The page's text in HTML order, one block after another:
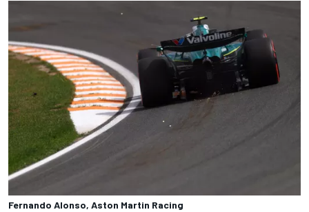
Fernando Alonso, Aston Martin Racing